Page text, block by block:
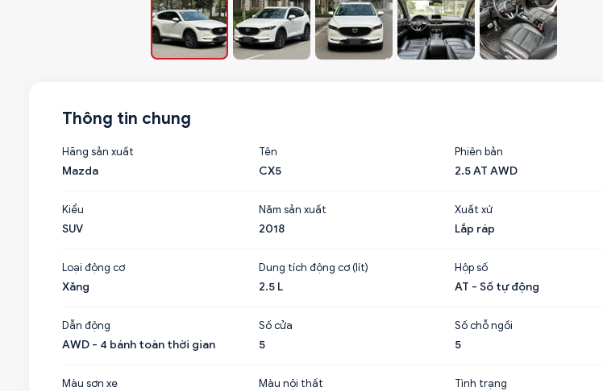
Thông tin chung
Hãng sản xuất
Mazda
Tên
CX5
Phiên bản
2.5 AT AWD
Kiểu
SUV
Năm sản xuất
2018
Xuất xứ
Lắp ráp
Loại động cơ
Xăng
Dung tích động cơ (lít)
2.5 L
Hộp số
AT - Số tự động
Dẫn động
AWD - 4 bánh toàn thời gian
Số cửa
5
Số chỗ ngồi
5
Màu sơn xe
Màu nội thất
Tình trạng